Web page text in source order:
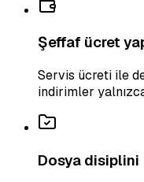
Şeffaf ücret
Servis ücreti ile
indirimler
Dosya disiplini